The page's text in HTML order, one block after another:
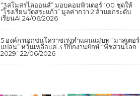
“3สโมสรไลออนส์” มอบคอมพิวเตอร์ 100 ชุดให้
“โรงเรียนวัดสระแก้ว” มูลค่ากว่า 2 ล้านยกระดับ
เรียนAI 24/06/2026
5 องค์กรเอกชนโคราชเร่งทำแผนแม่บท “มาสเตอร์
แปลน” หวั่นเหลือแค่ 3 ปีบิ๊กงานยักษ์ “พืชสวนโลก
2029” 22/06/2026